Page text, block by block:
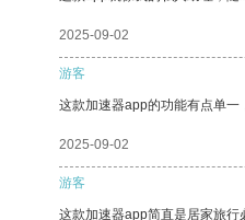
2025-09-02
游客
这款加速器app的功能有点单一
2025-09-02
游客
这款加速器app简直是居家旅行